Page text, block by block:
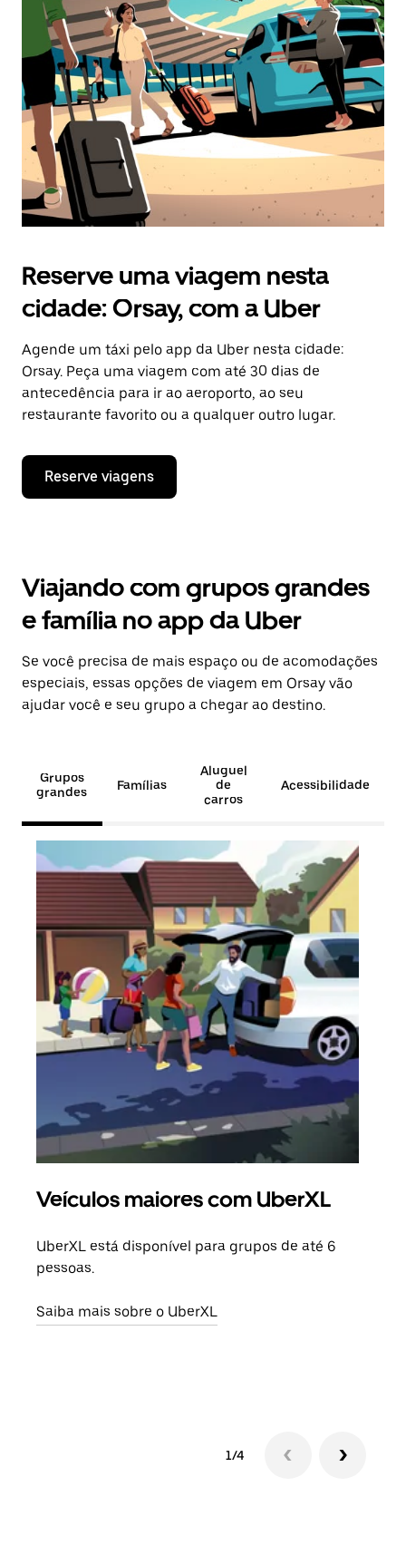
Reserve uma viagem nesta
cidade: Orsay, com a Uber
Agende um táxi pelo app da Uber nesta cidade:
Orsay. Peça uma viagem com até 30 dias de
antecedência para ir ao aeroporto, ao seu
restaurante favorito ou a qualquer outro lugar.
Reserve viagens
Viajando com grupos grandes
e família no app da Uber
Se você precisa de mais espaço ou de acomodações
especiais, essas opções de viagem em Orsay vão
ajudar você e seu grupo a chegar ao destino.
Grupos
grandes
Famílias
Aluguel
de
carros
Acessibilidade
Veículos maiores com UberXL
UberXL está disponível para grupos de até 6
pessoas.
Saiba mais sobre o UberXL
1/4